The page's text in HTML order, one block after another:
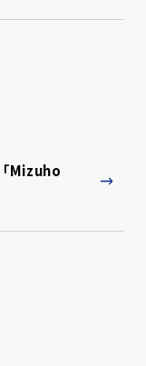
Mizuho